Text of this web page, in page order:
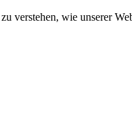
verstehen, wie unserer